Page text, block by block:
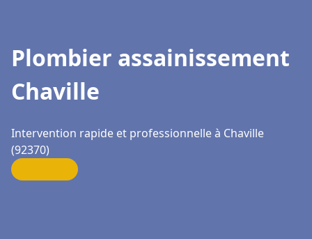
Plombier assainissement
Chaville
Intervention rapide et professionnelle à Chaville
(92370)